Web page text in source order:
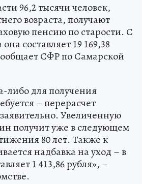
96,2 тысячи человек,
возраста, получают
пенсию по старости. С
составляет 19 169,38
СФР по Самарской
либо для получения
– перерасчет
Увеличенную
получит уже в следующем
80 лет. Также к
надбавка на уход – в
1 413,86 рубля», –